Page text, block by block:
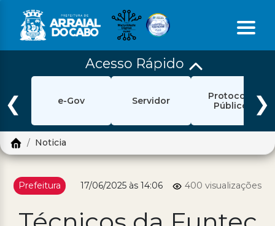
Início
Ouvidoria
Pesquisar
Acesso Rápido
❮ e-Gov Servidor
Protocolo
Público
❯
Noticia
Prefeitura 17/06/2025 às 14:06 400 visualizações